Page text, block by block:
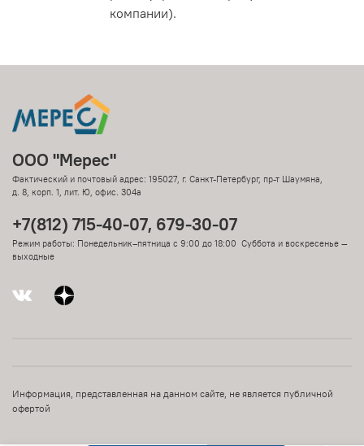
компании).
ООО "Мерес"
Фактический и почтовый адрес: 195027, г. Санкт-Петербург, пр-т Шаумяна,
д. 8, корп. 1, лит. Ю, офис. 304а
+7(812) 715-40-07, 679-30-07
Режим работы: Понедельник–пятница с 9:00 до 18:00 Суббота и воскресенье —
выходные
Информация, представленная на данном сайте, не является публичной
офертой